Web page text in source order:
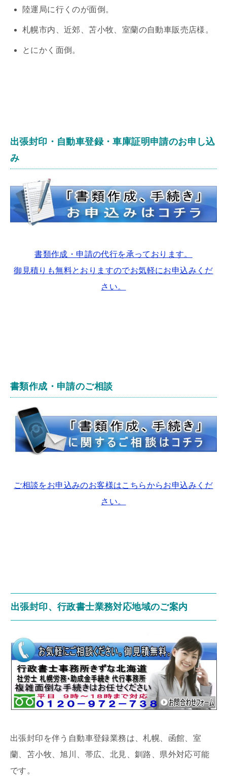
陸運局に行くのが面倒。
札幌市内、近郊、苫小牧、室蘭の自動車販売店様。
とにかく面倒。
出張封印・自動車登録・車庫証明申請のお申し込
み
書類作成・申請の代行を承っております。
御見積りも無料とおりますのでお気軽にお申込みくだ
さい。
書類作成・申請のご相談
ご相談をお申込みのお客様はこちらからお申込みくだ
さい。
出張封印、行政書士業務対応地域のご案内
出張封印を伴う自動車登録業務は、札幌、函館、室
蘭、苫小牧、旭川、帯広、北見、釧路、県外対応可能
です。